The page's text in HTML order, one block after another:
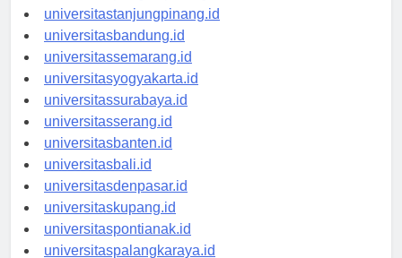
universitaspangkalpinang.id
universitastanjungpinang.id
universitasbandung.id
universitassemarang.id
universitasyogyakarta.id
universitassurabaya.id
universitasserang.id
universitasbanten.id
universitasbali.id
universitasdenpasar.id
universitaskupang.id
universitaspontianak.id